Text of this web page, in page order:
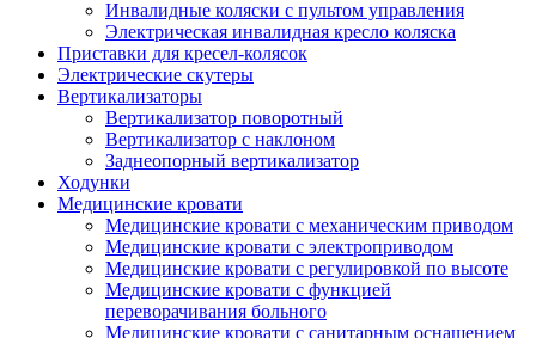
Инвалидные коляски с пультом управления
Электрическая инвалидная кресло коляска
Приставки для кресел-колясок
Электрические скутеры
Вертикализаторы
Вертикализатор поворотный
Вертикализатор с наклоном
Заднеопорный вертикализатор
Ходунки
Медицинские кровати
Медицинские кровати с механическим приводом
Медицинские кровати с электроприводом
Медицинские кровати с регулировкой по высоте
Медицинские кровати с функцией
переворачивания больного
Медицинские кровати с санитарным оснащением